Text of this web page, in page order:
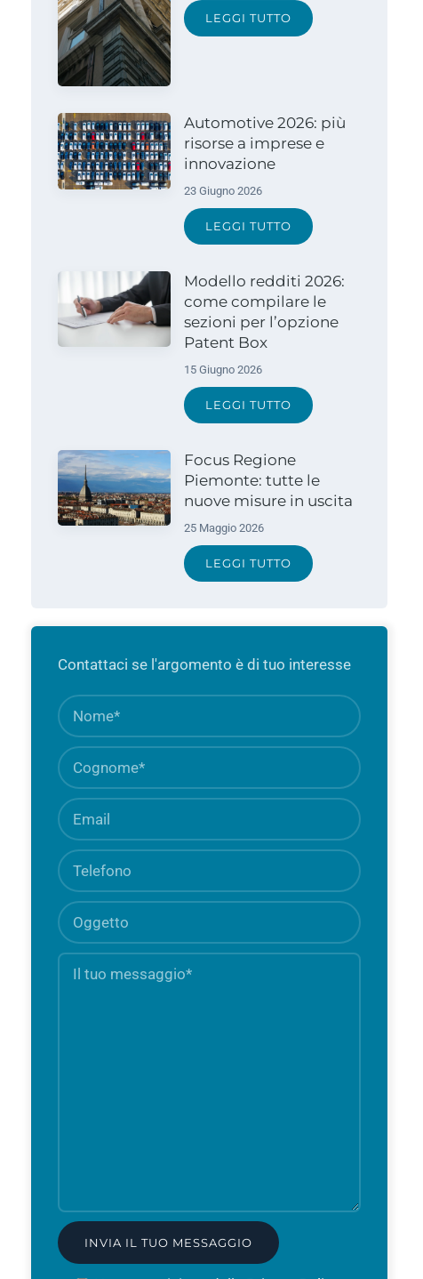
LEGGI TUTTO
Automotive 2026: più
risorse a imprese e
innovazione
23 Giugno 2026
LEGGI TUTTO
Modello redditi 2026:
come compilare le
sezioni per l’opzione
Patent Box
15 Giugno 2026
LEGGI TUTTO
Focus Regione
Piemonte: tutte le
nuove misure in uscita
25 Maggio 2026
LEGGI TUTTO
Contattaci se l'argomento è di tuo interesse
Nome
Cognome
Email
Telefono
Oggetto
Il
Campo